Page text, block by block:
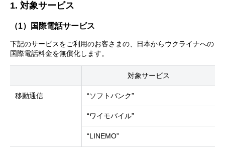
1. 対象サービス
（1）国際電話サービス
下記のサービスをご利用のお客さまの、日本からウクライナへの
国際電話料金を無償化します。
対象サービス
移動通信 “ソフトバンク”
“ワイモバイル”
“LINEMO”